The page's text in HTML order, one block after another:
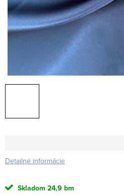
Detailné informácie
Skladom 24,9 bm